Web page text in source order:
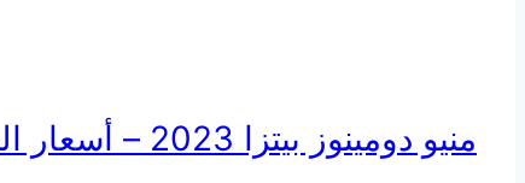
منيو دومينوز بيتزا 2023 – أسعار المنيو الجديد كامل بالصور